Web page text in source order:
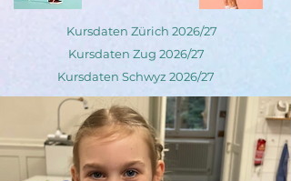
Kursdaten Zürich 2026/27
Kursdaten Zug 2026/27
Kursdaten Schwyz 2026/27